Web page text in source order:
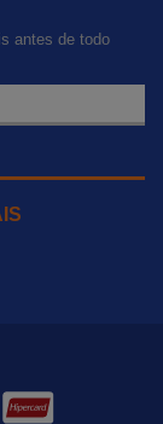
antes de todo